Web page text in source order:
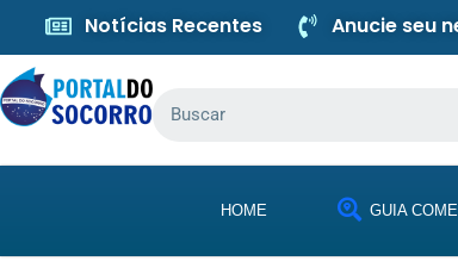
Notícias Recentes Anucie seu
HOME GUIA